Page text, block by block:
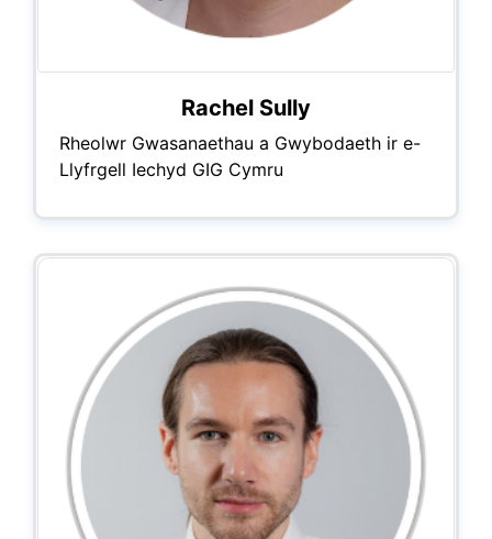
Rachel Sully
Rheolwr Gwasanaethau a Gwybodaeth ir e-
Llyfrgell Iechyd GIG Cymru